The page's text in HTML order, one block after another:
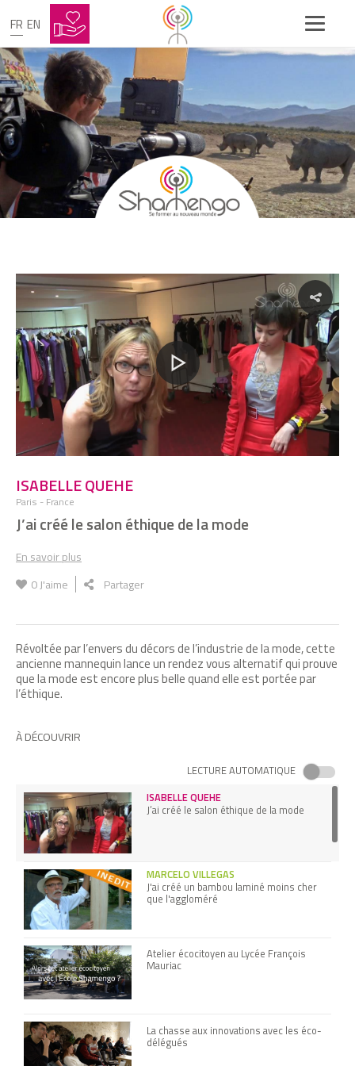
FR EN
ISABELLE QUEHE
Paris - France
J’ai créé le salon éthique de la mode
En savoir plus
0J'aime Partager
Révoltée par l’envers du décors de l’industrie de la mode, cette
ancienne mannequin lance un rendez vous alternatif qui prouve
que la mode est encore plus belle quand elle est portée par
l’éthique.
À DÉCOUVRIR
LECTURE AUTOMATIQUE
ISABELLE QUEHE
J’ai créé le salon éthique de la mode
MARCELO VILLEGAS
J'ai créé un bambou laminé moins cher
que l'aggloméré
Atelier écocitoyen au Lycée François
Mauriac
La chasse aux innovations avec les éco-
délégués